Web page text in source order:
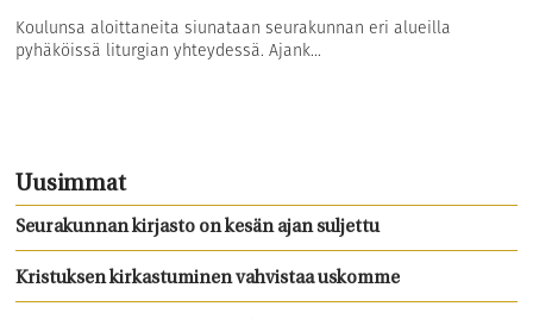
Koulunsa aloittaneita siunataan seurakunnan eri alueilla
pyhäköissä liturgian yhteydessä. Ajank...
Uusimmat
Seurakunnan kirjasto on kesän ajan suljettu
Kristuksen kirkastuminen vahvistaa uskomme